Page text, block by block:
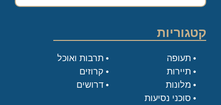
קטגוריות
תעופה
תיירות
מלונות
סוכני נסיעות
תרבות ואוכל
קרוזים
דרושים